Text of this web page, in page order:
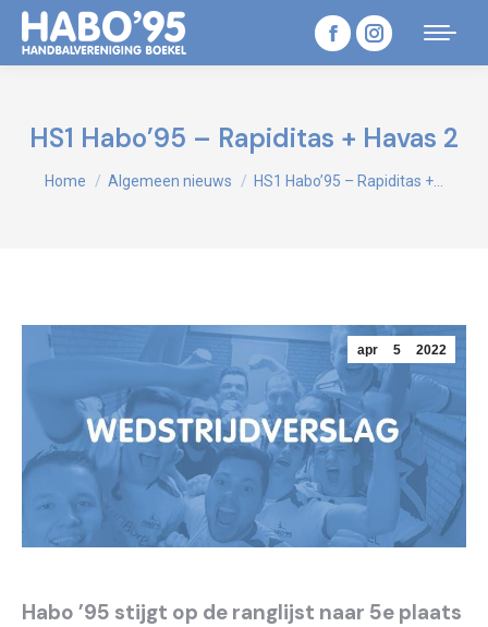
Facebook
opens
new
Instagram
opens
new
HS1 Habo’95 – Rapiditas + Havas 2
Je bent hier:
Home Algemeen nieuws HS1 Habo’95 – Rapiditas +…
apr 5 2022
Habo ’95 stijgt op de ranglijst naar 5e plaats